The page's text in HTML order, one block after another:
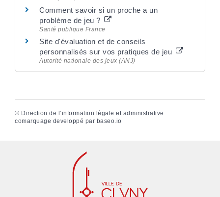
Comment savoir si un proche a un
problème de jeu ?
Santé publique France
Site d'évaluation et de conseils
personnalisés sur vos pratiques de jeu
Autorité nationale des jeux (ANJ)
© Direction de l’information légale et administrative
comarquage developpé par baseo.io